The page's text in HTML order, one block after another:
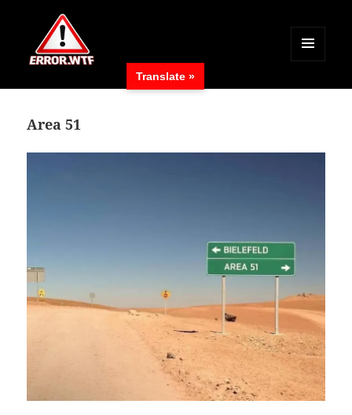
MENÜ
WIDGETS
Area 51
Translate »